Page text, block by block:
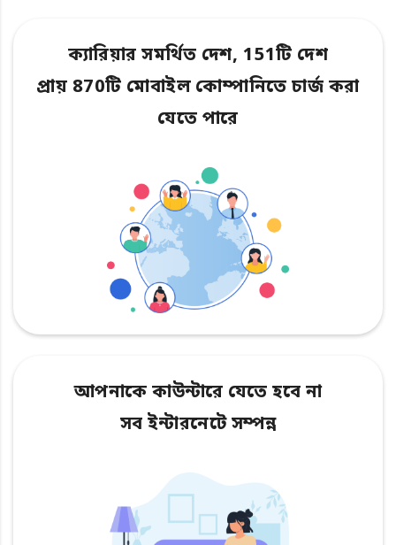
ক্যারিয়ার সমর্থিত দেশ, 151টি দেশ
প্রায় 870টি মোবাইল কোম্পানিতে চার্জ করা
যেতে পারে
আপনাকে কাউন্টারে যেতে হবে না
সব ইন্টারনেটে সম্পন্ন